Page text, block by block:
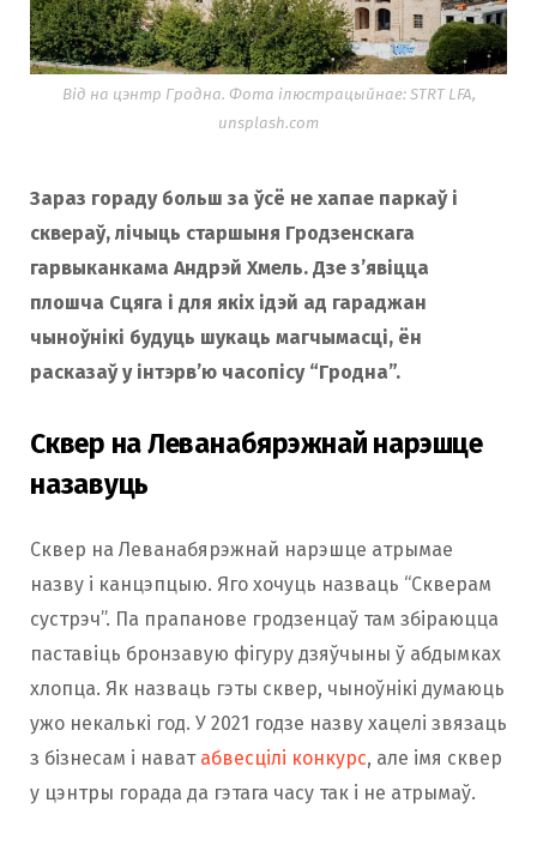
k a
Від на цэнтр Гродна. Фота ілюстрацыйнае: STRT LFA,
unsplash.com
Зараз гораду больш за ўсё не хапае паркаў і
сквераў, лічыць старшыня Гродзенскага
гарвыканкама Андрэй Хмель. Дзе з’явіцца
плошча Сцяга і для якіх ідэй ад гараджан
чыноўнікі будуць шукаць магчымасці, ён
расказаў у інтэрв’ю часопісу “Гродна”.
Сквер на Леванабярэжнай нарэшце
назавуць
Сквер на Леванабярэжнай нарэшце атрымае
назву і канцэпцыю. Яго хочуць назваць “Скверам
сустрэч”. Па прапанове гродзенцаў там збіраюцца
паставіць бронзавую фігуру дзяўчыны ў абдымках
хлопца. Як назваць гэты сквер, чыноўнікі думаюць
ужо некалькі год. У 2021 годзе назву хацелі звязаць
з бізнесам і нават абвесцілі конкурс, але імя сквер
у цэнтры горада да гэтага часу так і не атрымаў.